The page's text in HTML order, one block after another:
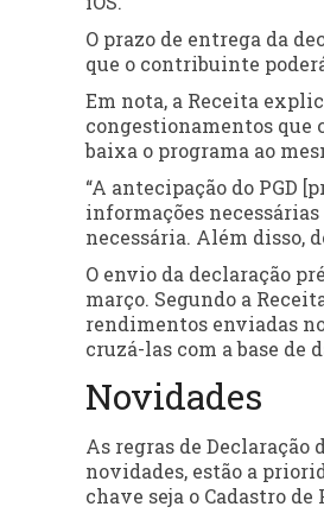
O prazo de entrega da
que o contribuinte
Em nota, a Receita
congestionamentos que
baixa o programa ao
“A antecipação do PGD
informações
necessária. Além disso,
O envio da declaração
março. Segundo a
rendimentos enviadas
cruzá-las com a base de
Novidades
As regras de Declaração
novidades, estão a
chave seja o Cadastro